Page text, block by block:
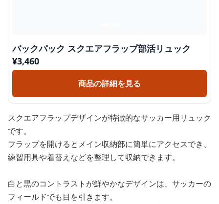
バックパック スクエアフラップ部活リュック
¥3,460
商品の詳細を見る
スクエアフラップデザインが特徴的なサッカー用リュック
です。
フラップを開けるとメイン収納部に簡単にアクセスでき、
練習用具や着替えなどを整理して収納できます。
白と黒のコントラストが鮮やかなデザインは、サッカーの
フィールドでも目を引きます。